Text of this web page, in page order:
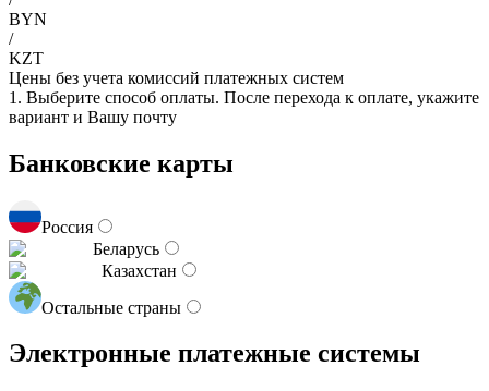
BYN
/
KZT
Цены без учета комиссий платежных систем
1. Выберите способ оплаты. После перехода к оплате, укажите
вариант и Вашу почту
Банковские карты
Россия
Беларусь
Казахстан
Остальные страны
Электронные платежные системы